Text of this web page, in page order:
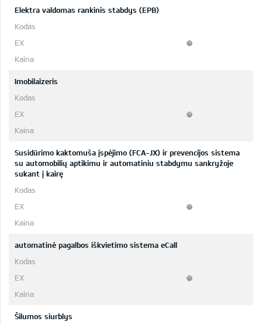
Elektra valdomas rankinis stabdys (EPB)
Imobilaizeris
Susidūrimo kaktomuša įspėjimo (FCA-JX) ir prevencijos sistema
su automobilių aptikimu ir automatiniu stabdymu sankryžoje
sukant į kairę
automatinė pagalbos iškvietimo sistema eCall
Šilumos siurblys